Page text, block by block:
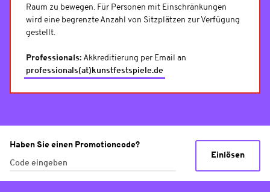
Raum zu bewegen. Für Personen mit Einschränkungen
wird eine begrenzte Anzahl von Sitzplätzen zur Verfügung
gestellt.
Professionals: Akkreditierung per Email an
professionals(at)kunstfestspiele.de
Haben Sie einen Promotioncode?
Einlösen